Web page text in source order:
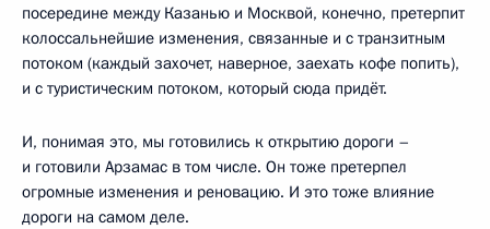
посередине между Казанью и Москвой, конечно, претерпит
колоссальнейшие изменения, связанные и с транзитным
потоком (каждый захочет, наверное, заехать кофе попить),
и с туристическим потоком, который сюда придёт.
И, понимая это, мы готовились к открытию дороги –
и готовили Арзамас в том числе. Он тоже претерпел
огромные изменения и реновацию. И это тоже влияние
дороги на самом деле.